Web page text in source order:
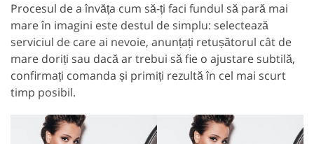
Procesul de a învăța cum să-ți faci fundul să pară mai
mare în imagini este destul de simplu: selectează
serviciul de care ai nevoie, anunțați retușătorul cât de
mare doriți sau dacă ar trebui să fie o ajustare subtilă,
confirmați comanda și primiți rezultă în cel mai scurt
timp posibil.